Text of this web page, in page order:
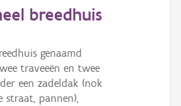
breedhuis
genaamd
traveeën en twee
een zadeldak (nok
straat, pannen),